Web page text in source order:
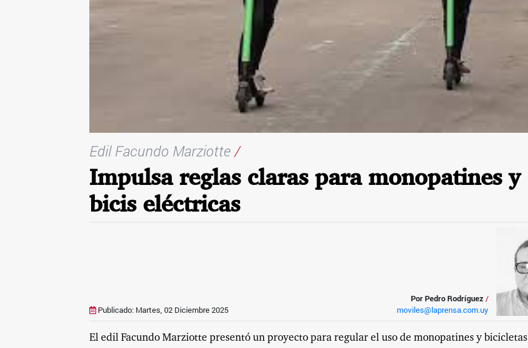
Edil Facundo Marziotte/
Impulsa reglas claras para monopatines y
bicis eléctricas
Publicado: Martes, 02 Diciembre 2025
Por Pedro Rodríguez/
moviles@laprensa.com.uy
El edil Facundo Marziotte presentó un proyecto para regular el uso de monopatines y bicicletas